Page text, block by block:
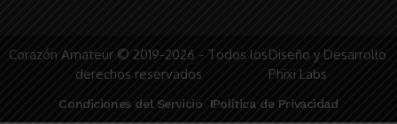
Corazón Amateur © 2019-2026 - Todos los
derechos reservados
Diseño y Desarrollo
Phixi Labs
Condiciones del Servicio Política de Privacidad